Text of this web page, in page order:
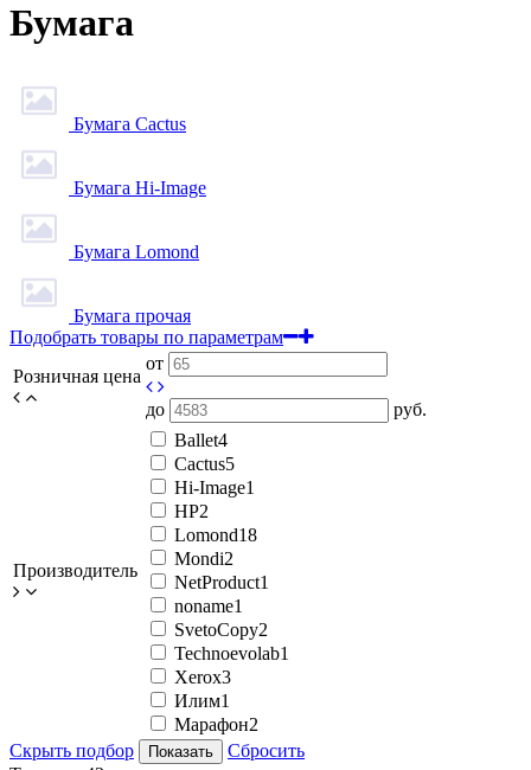
Бумага
Бумага Cactus
Бумага Hi-Image
Бумага Lomond
Бумага прочая
Подобрать товары по параметрам
Розничная цена
от
до руб.
Производитель
Ballet4
Cactus5
Hi-Image1
HP2
Lomond18
Mondi2
NetProduct1
noname1
SvetoCopy2
Technoevolab1
Xerox3
Илим1
Марафон2
Скрыть подбор
Показать
Сбросить